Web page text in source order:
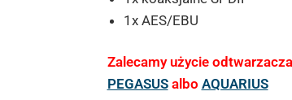
1x AES/EBU
Zalecamy użycie
PEGASUSalbo AQUARIUS